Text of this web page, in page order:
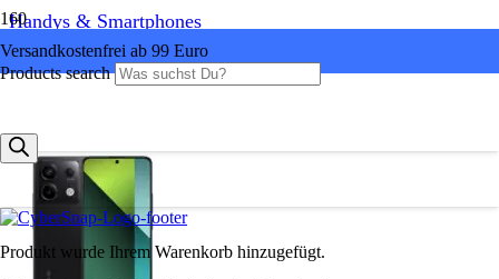
Versandkostenfrei ab 99 Euro
Products search
Produkt wurde Ihrem Warenkorb hinzugefügt.
Handys & Smartphones